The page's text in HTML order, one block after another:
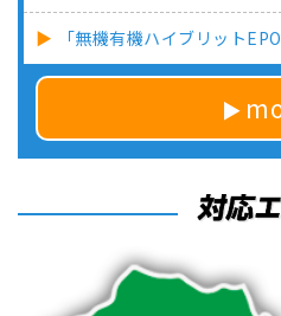
「無機有機ハイブリット